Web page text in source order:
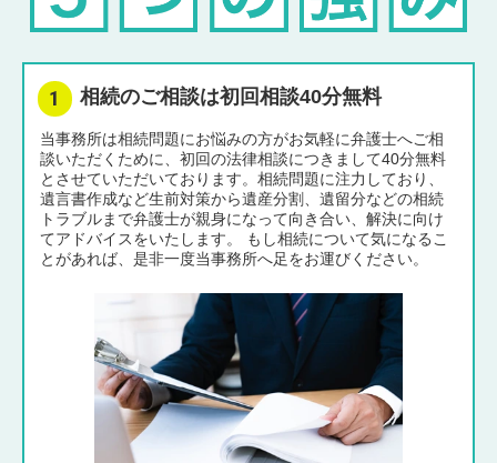
相続のご相談は初回相談40分無料
当事務所は相続問題にお悩みの方がお気軽に弁護士へご相
談いただくために、初回の法律相談につきまして40分無料
とさせていただいております。相続問題に注力しており、
遺言書作成など生前対策から遺産分割、遺留分などの相続
トラブルまで弁護士が親身になって向き合い、解決に向け
てアドバイスをいたします。 もし相続について気になるこ
とがあれば、是非一度当事務所へ足をお運びください。